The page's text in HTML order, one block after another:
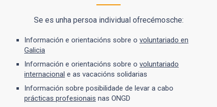
Se es unha persoa individual ofrecémosche:
Información e orientacións sobre o voluntariado en
Galicia
Información e orientacións sobre o voluntariado
internacional e as vacacións solidarias
Información sobre posibilidade de levar a cabo
prácticas profesionais nas ONGD